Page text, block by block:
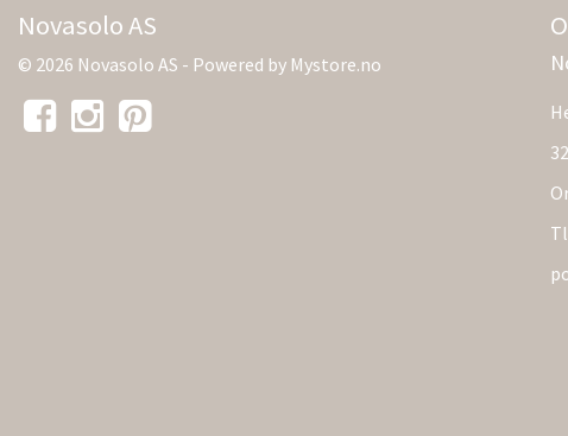
Novasolo AS
© 2026 Novasolo AS - Powered by Mystore.no